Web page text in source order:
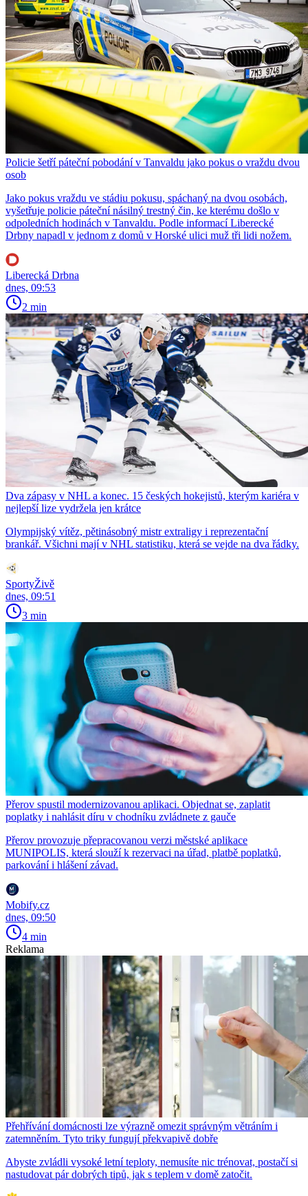
Policie šetří páteční pobodání v Tanvaldu jako pokus o vraždu dvou
osob
Jako pokus vraždu ve stádiu pokusu, spáchaný na dvou osobách,
vyšetřuje policie páteční násilný trestný čin, ke kterému došlo v
odpoledních hodinách v Tanvaldu. Podle informací Liberecké
Drbny napadl v jednom z domů v Horské ulici muž tři lidi nožem.
Liberecká Drbna
dnes, 09:53
2 min
Dva zápasy v NHL a konec. 15 českých hokejistů, kterým kariéra v
nejlepší lize vydržela jen krátce
Olympijský vítěz, pětinásobný mistr extraligy i reprezentační
brankář. Všichni mají v NHL statistiku, která se vejde na dva řádky.
SportyŽivě
dnes, 09:51
3 min
Přerov spustil modernizovanou aplikaci. Objednat se, zaplatit
poplatky i nahlásit díru v chodníku zvládnete z gauče
Přerov provozuje přepracovanou verzi městské aplikace
MUNIPOLIS, která slouží k rezervaci na úřad, platbě poplatků,
parkování i hlášení závad.
Mobify.cz
dnes, 09:50
4 min
Reklama
Přehřívání domácnosti lze výrazně omezit správným větráním i
zatemněním. Tyto triky fungují překvapivě dobře
Abyste zvládli vysoké letní teploty, nemusíte nic trénovat, postačí si
nastudovat pár dobrých tipů, jak s teplem v domě zatočit.